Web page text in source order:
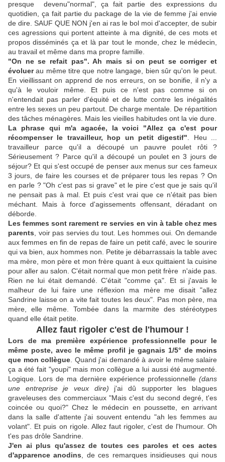
presque devenu"normal", ça fait partie des expressions du
quotidien, ça fait partie du package de la vie de femme j'ai envie
de dire. SAUF QUE NON j'en ai ras le bol moi d'accepter, de subir
ces agressions qui portent atteinte à ma dignité, de ces mots et
propos disséminés ça et là par tout le monde, chez le médecin,
au travail et même dans ma propre famille.
"On ne se refait pas". Ah mais si on peut se corriger et
évoluerau même titre que notre langage, bien sûr qu'on le peut.
En vieillissant on apprend de nos erreurs, on se bonifie, il n'y a
qu'à le vouloir même. Et puis ce n'est pas comme si on
n'entendait pas parler d'équité et de lutte contre les inégalités
entre les sexes un peu partout. De charge mentale. De répartition
des tâches ménagères. Mais les vieilles habitudes ont la vie dure.
La phrase qui m'a agacée, la voici "Allez ça c'est pour
récompenser le travailleur, hop un petit digestif" . Heu ...
travailleur parce qu'il a découpé un pauvre poulet rôti ?
Sérieusement ? Parce qu'il a découpé un poulet en 3 jours de
séjour? Et qui s'est occupé de penser aux menus sur ces fameux
3 jours, de faire les courses et de préparer tous les repas ? On
en parle ? "Oh c'est pas si grave" et le pire c'est que je sais qu'il
ne pensait pas à mal. Et puis c'est vrai que ce n'était pas bien
méchant. Mais à force d'agissements offensant, déradant on
déborde.
Les femmes sont rarement re servies en vin à table chez mes
parents , voir pas servies du tout. Les hommes oui. On demande
aux femmes en fin de repas de faire un petit café, avec le sourire
qui va bien, aux hommes non. Petite je débarrassais la table avec
ma mère, mon père et mon frère quant à eux quittaient la cuisine
pour aller au salon. C'était normal que mon petit frère n'aide pas.
Rien ne lui était demandé. C'était "comme ça". Et si j'avais le
malheur de lui faire une réflexion ma mère me disait "allez
Sandrine laisse on a vite fait toutes les deux". Pas mon père, ma
mère, elle même. Tombée dans la marmite des stéréotypes
quand elle était petite.
Allez faut rigoler c'est de l'humour !
Lors de ma première expérience professionnelle pour le
même poste, avec le même profil je gagnais 1/5° de moins
que mon collègue . Quand j'ai demandé à avoir le même salaire
ça a été fait "youpi" mais mon collègue a lui aussi été augmenté.
Logique. Lors de ma dernière expérience professionnelle (dans
une entreprise je veux dire) j'ai dû supporter les blagues
graveleuses des commerciaux "Mais c'est du second degré, t'es
coincée ou quoi?" Chez le médecin en poussette, en arrivant
dans la salle d'attente j'ai souvent entendu "ah les femmes au
volant". Et puis on rigole. Allez faut rigoler, c'est de l'humour. Oh
t'es pas drôle Sandrine.
J'en ai plus qu'assez de toutes ces paroles et ces actes
d'apparence anodins , de ces remarques insidieuses qui nous